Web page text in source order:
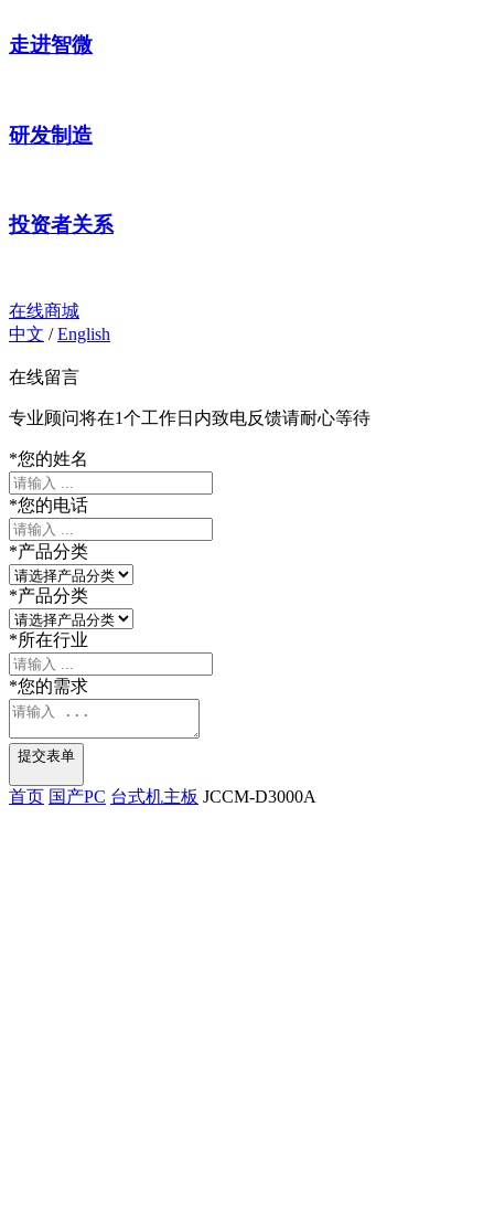
走进智微
研发制造
投资者关系
在线商城
中文 /English
在线留言
专业顾问将在1个工作日内致电反馈请耐心等待
*您的姓名
*您的电话
*产品分类
*产品分类
*所在行业
*您的需求
提交表单
首页 国产PC 台式机主板 JCCM-D3000A